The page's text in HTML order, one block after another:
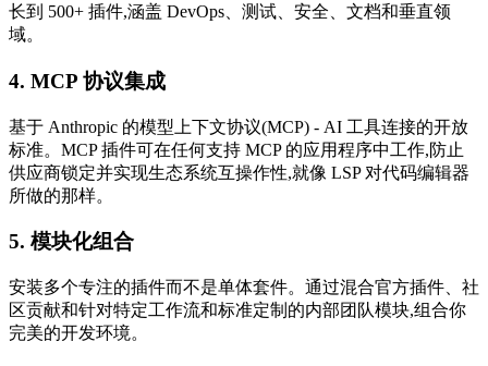
长到 500+ 插件,涵盖 DevOps、测试、安全、文档和垂直领
域。
4. MCP 协议集成
基于 Anthropic 的模型上下文协议(MCP) - AI 工具连接的开放
标准。MCP 插件可在任何支持 MCP 的应用程序中工作,防止
供应商锁定并实现生态系统互操作性,就像 LSP 对代码编辑器
所做的那样。
5. 模块化组合
安装多个专注的插件而不是单体套件。通过混合官方插件、社
区贡献和针对特定工作流和标准定制的内部团队模块,组合你
完美的开发环境。